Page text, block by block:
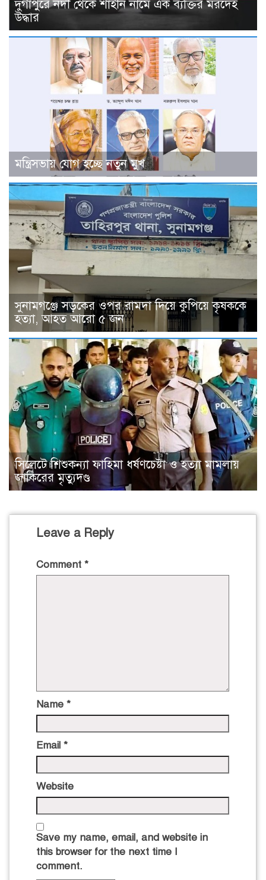
দুর্গাপুরে নদী থেকে শাহীন নামে এক ব্যক্তির মরদেহ
উদ্ধার
মন্ত্রিসভায় যোগ হচ্ছে নতুন মুখ
সুনামগঞ্জে সড়কের ওপর রামদা দিয়ে কুপিয়ে কৃষককে
হত্যা, আহত আরো ৫ জন
সিলেটে শিশুকন্যা ফাহিমা ধর্ষণচেষ্টা ও হত্যা মামলায়
জাকিরের মৃত্যুদণ্ড
Leave a Reply
Comment *
Name *
Email *
Website
Save my name, email, and website in
this browser for the next time I
comment.